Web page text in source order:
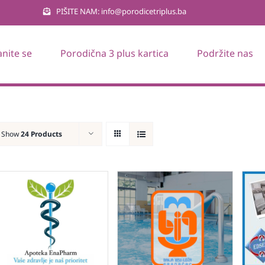
PIŠITE NAM: info@porodicetriplus.ba
se Porodična 3 plus kartica Podržite nas
Show24 Products